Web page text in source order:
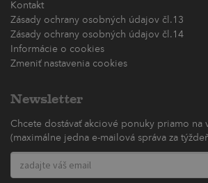
Kontakt
Zásady ochrany osobných údajov čl.13
Zásady ochrany osobných údajov čl.14
Informácie o cookies
Zmeniť nastavenia cookies
Newsletter
Chcete dostávať akciové ponuky priamo na
(maximálne jedna e-mailová správa za